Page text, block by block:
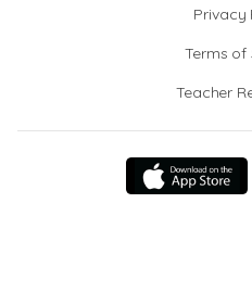
Privacy
Terms of
Teacher